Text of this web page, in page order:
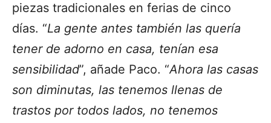
piezas tradicionales en ferias de cinco
días. “La gente antes también las quería
tener de adorno en casa, tenían esa
sensibilidad”, añade Paco. “Ahora las casas
son diminutas, las tenemos llenas de
trastos por todos lados, no tenemos